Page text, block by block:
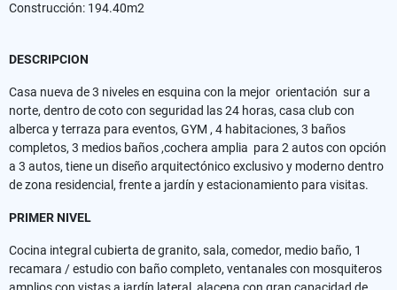
Construcción: 194.40m2
DESCRIPCION
Casa nueva de 3 niveles en esquina con la mejor orientación sur a
norte, dentro de coto con seguridad las 24 horas, casa club con
alberca y terraza para eventos, GYM , 4 habitaciones, 3 baños
completos, 3 medios baños ,cochera amplia para 2 autos con opción
a 3 autos, tiene un diseño arquitectónico exclusivo y moderno dentro
de zona residencial, frente a jardín y estacionamiento para visitas.
PRIMER NIVEL
Cocina integral cubierta de granito, sala, comedor, medio baño, 1
recamara / estudio con baño completo, ventanales con mosquiteros